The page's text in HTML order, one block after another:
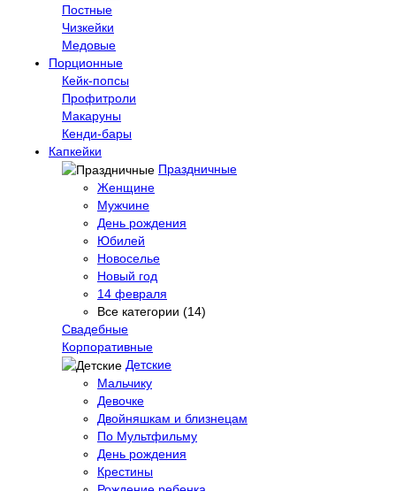
Постные
Чизкейки
Медовые
Порционные
Кейк-попсы
Профитроли
Макаруны
Кенди-бары
Капкейки
Праздничные
Женщине
Мужчине
День рождения
Юбилей
Новоселье
Новый год
14 февраля
Все категории (14)
Свадебные
Корпоративные
Детские
Мальчику
Девочке
Двойняшкам и близнецам
По Мультфильму
День рождения
Крестины